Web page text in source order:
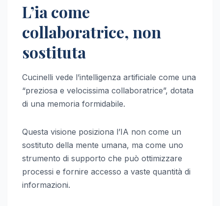
L’ia come
collaboratrice, non
sostituta
Cucinelli vede l’intelligenza artificiale come una
“preziosa e velocissima collaboratrice”, dotata
di una memoria formidabile.
Questa visione posiziona l’IA non come un
sostituto della mente umana, ma come uno
strumento di supporto che può ottimizzare
processi e fornire accesso a vaste quantità di
informazioni.